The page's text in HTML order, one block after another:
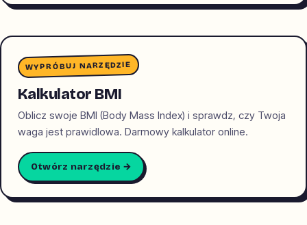
WYPRÓBUJ NARZĘDZIE
Kalkulator BMI
Oblicz swoje BMI (Body Mass Index) i sprawdz, czy Twoja
waga jest prawidlowa. Darmowy kalkulator online.
Otwórz narzędzie →